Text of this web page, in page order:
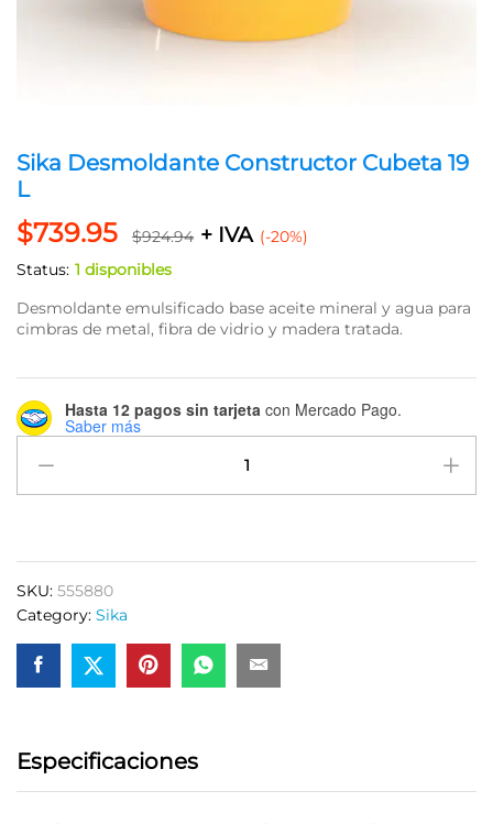
Sika Desmoldante Constructor Cubeta 19
L
$739.95 $924.94 + IVA (-20%)
Status: 1 disponibles
Desmoldante emulsificado base aceite mineral y agua para
cimbras de metal, fibra de vidrio y madera tratada.
Hasta 12 pagos sin tarjeta con Mercado Pago.
Saber más
Desmoldante
Constructor
L
quantity
SKU: 555880
Category: Sika
Especificaciones